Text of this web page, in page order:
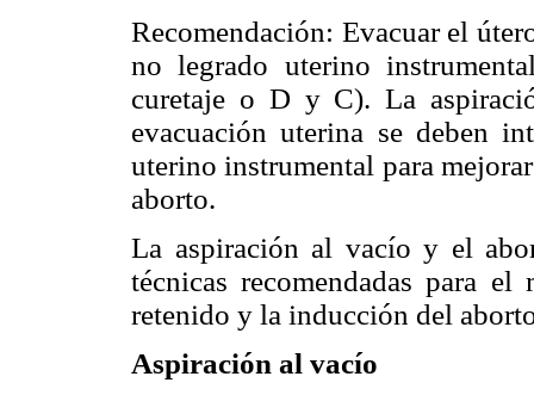
Recomendación: Evacuar el
no legrado uterino
curetaje o D y C). La
evacuación uterina se deben
uterino instrumental para
aborto.
La aspiración al vacío y el
técnicas recomendadas para
retenido y la inducción del
Aspiración al vacío